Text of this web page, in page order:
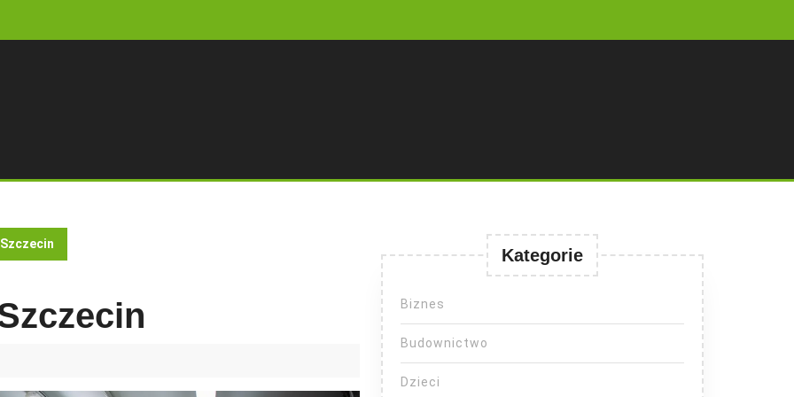
Kategorie
Biznes
Budownictwo
Dzieci